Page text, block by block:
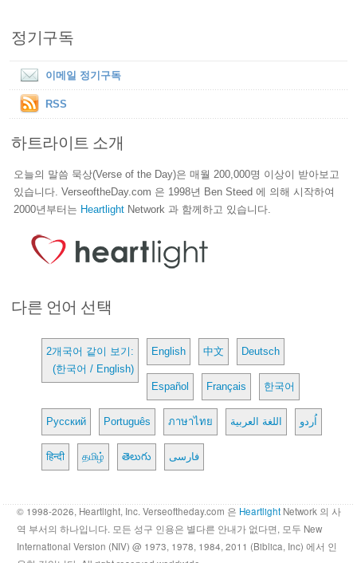
정기구독
이메일 정기구독
RSS
하트라이트 소개
오늘의 말씀 묵상(Verse of the Day)은 매월 200,000명 이상이 받아보고
있습니다. VerseoftheDay.com 은 1998년 Ben Steed 에 의해 시작하여
2000년부터는 Heartlight Network 과 함께하고 있습니다.
다른 언어 선택
2개국어 같이 보기:
(한국어 / English)
English 中文 Deutsch
Español Français 한국어
Русский Português ภาษาไทย اللغة العربية اُردو
हिन्दी தமிழ் తెలుగు فارسی
© 1998-2026, Heartlight, Inc. Verseoftheday.com 은 Heartlight Network 의 사
역 부서의 하나입니다. 모든 성구 인용은 별다른 안내가 없다면, 모두 New
International Version (NIV) @ 1973, 1978, 1984, 2011 (Biblica, Inc) 에서 인